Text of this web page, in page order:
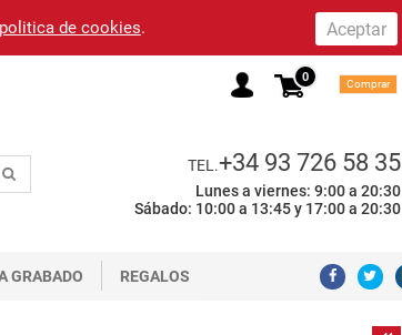
politica de cookies.
0 Comprar
TEL.+34 93 726 58 35
Lunes a viernes: 9:00 a 20:30
Sábado: 10:00 a 13:45 y 17:00 a 20:30
GRABADO REGALOS